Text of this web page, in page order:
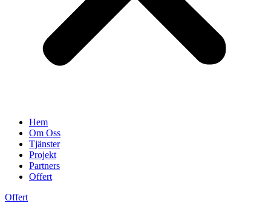
Hem
Om Oss
Tjänster
Projekt
Partners
Offert
Offert